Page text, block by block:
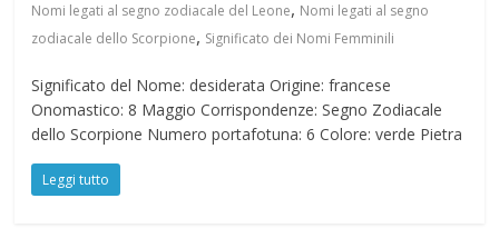
Nomi legati al segno zodiacale del Leone, Nomi legati al segno
zodiacale dello Scorpione, Significato dei Nomi Femminili
Significato del Nome: desiderata Origine: francese
Onomastico: 8 Maggio Corrispondenze: Segno Zodiacale
dello Scorpione Numero portafotuna: 6 Colore: verde Pietra
Leggi tutto